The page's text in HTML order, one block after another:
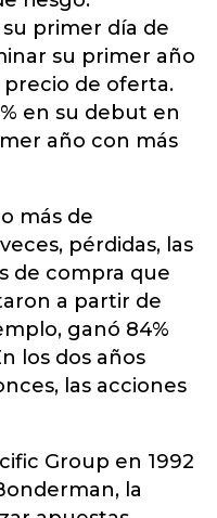
primer día de
su primer año
precio de oferta.
en su debut en
año con más
más de
pérdidas, las
de compra que
a partir de
ganó 84%
los dos años
las acciones
Group en 1992
la